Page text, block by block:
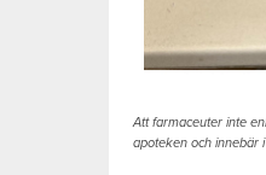
Att farmaceuter inte
apoteken och innebär